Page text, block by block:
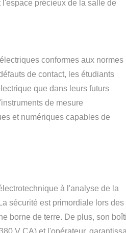
précieux de la salle de
conformes aux normes
de contact, les étudiants
que dans leurs futurs
de mesure
et numériques capables de
à l'analyse de la
sécurité est primordiale lors des
borne de terre. De plus, son
V CA) et l'opérateur,